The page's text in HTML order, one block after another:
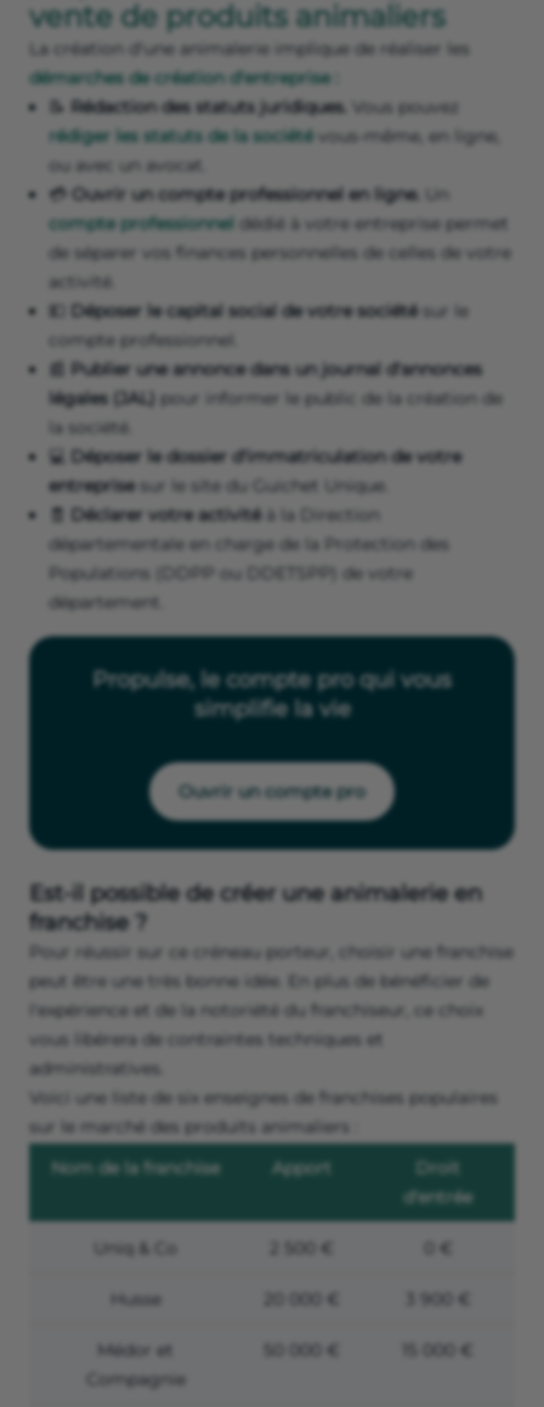
vente de produits animaliers
La création d'une animalerie implique de réaliser les
démarches de création d'entreprise :
📝 Rédaction des statuts juridiques. Vous pouvez
rédiger les statuts de la sociétévous-même, en ligne,
ou avec un avocat.
💳 Ouvrir un compte professionnel en ligne.
Un
compte professionnel dédié à votre entreprise permet
de séparer vos finances personnelles de celles de votre
activité.
💵
Déposer le capital social de votre société sur le
compte professionnel.
📰
Publier une annonce dans un journal d'annonces
légales (JAL) pour informer le public de la création de
la société.
💻
Déposer le dossier d'immatriculation de votre
entreprisesur le site du Guichet Unique.
🧾
Déclarer votre activité à la Direction
départementale en charge de la Protection des
Populations (DDPP ou DDETSPP) de votre
département.
Propulse, le compte pro qui vous
simplifie la vie
Ouvrir un compte pro
Est-il possible de créer une animalerie en
franchise ?
Pour réussir sur ce créneau porteur, choisir une franchise
peut être une très bonne idée. En plus de bénéficier de
l'expérience et de la notoriété du franchiseur, ce choix
vous libérera de contraintes techniques et
administratives.
Voici une liste de six enseignes de franchises populaires
sur le marché des produits animaliers :
Nom de la franchise
Apport
Droit
d'entrée
Uniq & Co 2 500 € 0 €
Husse 20 000 € 3 900 €
Médor et
Compagnie
50 000 € 15 000 €